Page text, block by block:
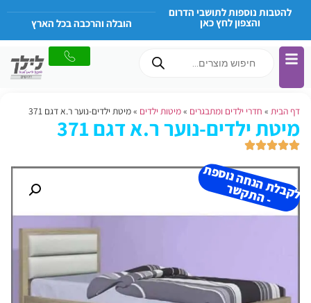
להטבות נוספות לתושבי הדרום
והצפון לחץ כאן הובלה והרכבה בכל הארץ
דף הבית » חדרי ילדים ומתבגרים »מיטות ילדים »מיטת ילדים-נוער ר.א דגם 371
מיטת ילדים-נוער ר.א דגם 371
ל
ק
ב
ל
ת
הנ
ח
ה נו
ס
פ
ת
-
ה
ת
ק
ש
ר